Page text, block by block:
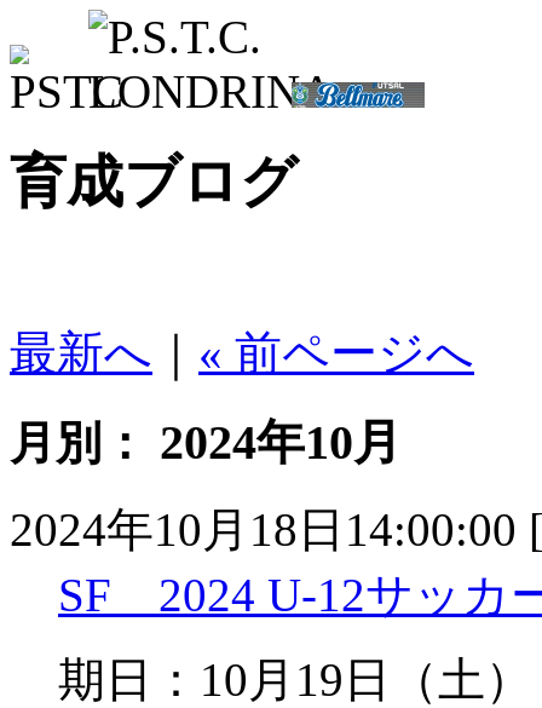
育成ブログ
最新へ « 前ページへ
月別： 2024年10月
2024年10月18日14:00:00
SF 2024 U-12サッ
期日：10月19日（